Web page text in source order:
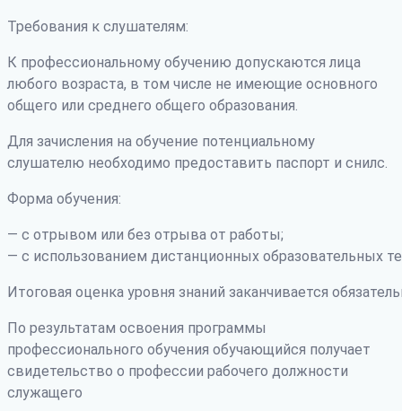
Требования к слушателям:
К профессиональному обучению допускаются лица
любого возраста, в том числе не имеющие основного
общего или среднего общего образования.
Для зачисления на обучение потенциальному
слушателю необходимо предоставить паспорт и снилс.
Форма обучения:
— с отрывом или без отрыва от работы;
— с использованием дистанционных образовательных
Итоговая оценка уровня знаний заканчивается
По результатам освоения программы
профессионального обучения обучающийся получает
свидетельство о профессии рабочего должности
служащего